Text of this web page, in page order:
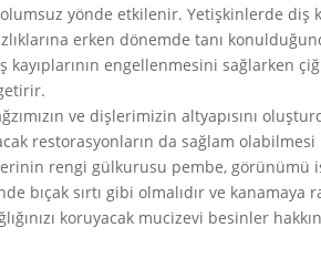
olumsuz yönde etkilenir. Yetişkinlerde diş
erken dönemde tanı
kayıplarının engellenmesini sağlarken
ve dişlerimizin altyapısını
restorasyonların da sağlam
rengi gülkurusu pembe,
bıçak sırtı gibi olmalıdır ve kanamaya
koruyacak mucizevi besinler